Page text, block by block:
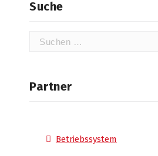
Suche
Suchen
Partner
Betriebssystem